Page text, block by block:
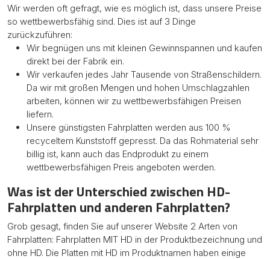
Wir werden oft gefragt, wie es möglich ist, dass unsere Preise
so wettbewerbsfähig sind. Dies ist auf 3 Dinge
zurückzuführen:
Wir begnügen uns mit kleinen Gewinnspannen und kaufen
direkt bei der Fabrik ein.
Wir verkaufen jedes Jahr Tausende von Straßenschildern.
Da wir mit großen Mengen und hohen Umschlagzahlen
arbeiten, können wir zu wettbewerbsfähigen Preisen
liefern.
Unsere günstigsten Fahrplatten werden aus 100 %
recyceltem Kunststoff gepresst. Da das Rohmaterial sehr
billig ist, kann auch das Endprodukt zu einem
wettbewerbsfähigen Preis angeboten werden.
Was ist der Unterschied zwischen HD-
Fahrplatten und anderen Fahrplatten?
Grob gesagt, finden Sie auf unserer Website 2 Arten von
Fahrplatten: Fahrplatten MIT HD in der Produktbezeichnung und
ohne HD. Die Platten mit HD im Produktnamen haben einige